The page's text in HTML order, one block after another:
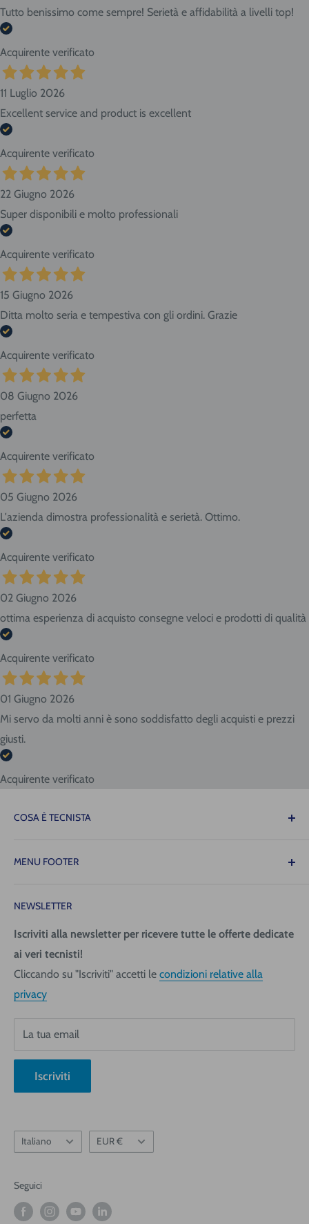
Tutto benissimo come sempre! Serietà e affidabilità a livelli top!
Acquirente verificato
11 Luglio 2026
Excellent service and product is excellent
Acquirente verificato
22 Giugno 2026
Super disponibili e molto professionali
Acquirente verificato
15 Giugno 2026
Ditta molto seria e tempestiva con gli ordini. Grazie
Acquirente verificato
08 Giugno 2026
perfetta
Acquirente verificato
05 Giugno 2026
L'azienda dimostra professionalità e serietà. Ottimo.
Acquirente verificato
02 Giugno 2026
ottima esperienza di acquisto consegne veloci e prodotti di qualità
Acquirente verificato
01 Giugno 2026
Mi servo da molti anni è sono soddisfatto degli acquisti e prezzi
giusti.
Acquirente verificato
COSA È TECNISTA
attrezzature necessarie per il tuo lavoro saranno sempre
operare con precisione, fluidità e senza intoppi!
33058 San Giorgio di Nogaro (UD)
Telefono +39 0431 621270
MENU FOOTER
Spedizione (costi e tempi)
Pagamenti
Richiedi fattura
Informativa Privacy
Condizioni generali
Resi e Rimborsi
Informativa Newsletter
NEWSLETTER
Iscriviti alla newsletter per ricevere tutte le offerte dedicate
ai veri tecnisti!
Cliccando su "Iscriviti" accetti le condizioni relative alla
privacy
La tua email
Iscriviti
Lingua
Italiano Valuta
EUR €
Seguici